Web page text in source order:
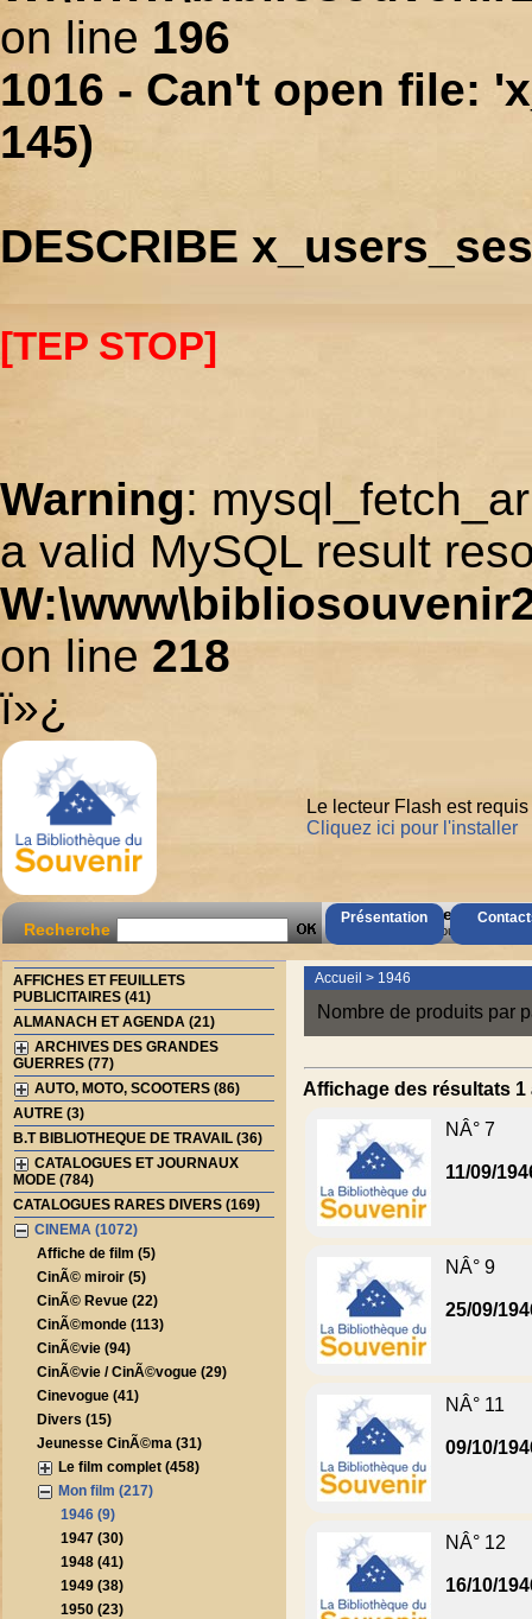
on line 196
1016 - Can't open file:
145)
DESCRIBE
[TEP STOP]
Warning:
a valid MySQL result
on line 218
ï»¿
Présentation
Le lecteur Flash est
Cliquez ici pour l'installer
Recherche
AccÃ¨s Client
Mot de passe oubliÃ© ?
AFFICHES ET FEUILLETS
PUBLICITAIRES (41)
ALMANACH ET AGENDA (21)
ARCHIVES DES GRANDES
GUERRES (77)
AUTO, MOTO, SCOOTERS (86)
AUTRE (3)
B.T BIBLIOTHEQUE DE TRAVAIL (36)
CATALOGUES ET JOURNAUX
MODE (784)
CATALOGUES RARES DIVERS (169)
CINEMA (1072)
Affiche de film (5)
CinÃ© miroir (5)
CinÃ© Revue (22)
CinÃ©monde (113)
CinÃ©vie (94)
CinÃ©vie / CinÃ©vogue (29)
Cinevogue (41)
Divers (15)
Jeunesse CinÃ©ma (31)
Le film complet (458)
Mon film (217)
1946 (9)
1947 (30)
1948 (41)
1949 (38)
1950 (23)
Accueil > 1946
Nombre de produits par
Affichage des résultats 1
NÂ° 7
11/09/
NÂ° 9
25/09/
NÂ° 11
09/10/
NÂ° 12
16/10/